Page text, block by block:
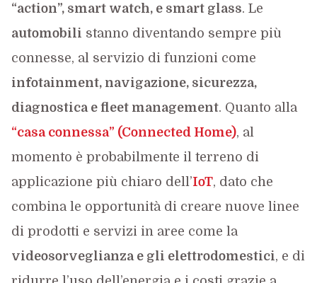
“action”, smart watch, e smart glass. Le
automobili stanno diventando sempre più
connesse, al servizio di funzioni come
infotainment, navigazione, sicurezza,
diagnostica e fleet management. Quanto alla
“casa connessa” (Connected Home), al
momento è probabilmente il terreno di
applicazione più chiaro dell’IoT, dato che
combina le opportunità di creare nuove linee
di prodotti e servizi in aree come la
videosorveglianza e gli elettrodomestici, e di